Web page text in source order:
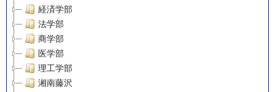
経済学部
法学部
商学部
医学部
理工学部
湘南藤沢